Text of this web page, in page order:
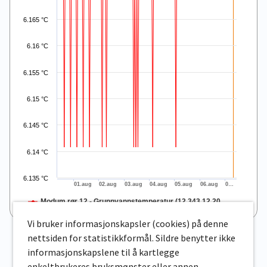
Modum rør 12 - Grunnvannstemperatur (12.343.12.20…
6.14 °C
6.15 °C
6.16 °C
6.135 °C
6.145 °C
6.155 °C
6.165 °C
01.aug 02.aug 03.aug 04.aug 05.aug 06.aug 0…
End of interactive chart.
Vi bruker informasjonskapsler (cookies) på denne
nettsiden for statistikkformål. Sildre benytter ikke
informasjonskapslene til å kartlegge